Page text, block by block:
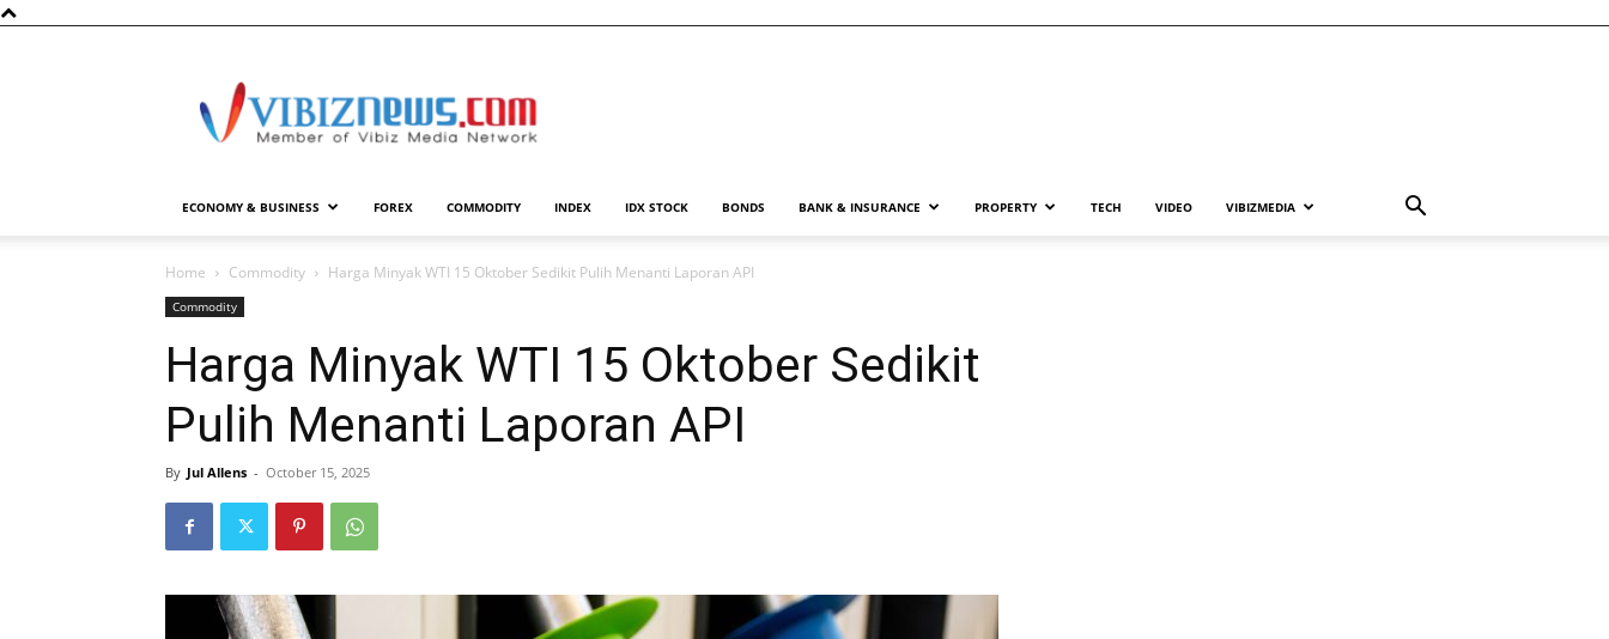
ECONOMY & BUSINESS FOREX COMMODITY INDEX IDX STOCK BONDS BANK & INSURANCE PROPERTY TECH VIDEO VIBIZMEDIA
Home Commodity Harga Minyak WTI 15 Oktober Sedikit Pulih Menanti Laporan API
Commodity
Harga Minyak WTI 15 Oktober Sedikit
Pulih Menanti Laporan API
By Jul Allens - October 15, 2025